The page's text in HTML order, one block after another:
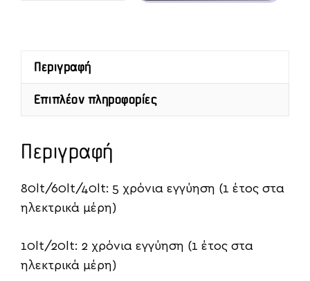
ποσότητα
Περιγραφή
Επιπλέον πληροφορίες
Περιγραφή
80lt/60lt/40lt: 5 χρόνια εγγύηση (1 έτος στα
ηλεκτρικά μέρη)
10lt/20lt: 2 χρόνια εγγύηση (1 έτος στα
ηλεκτρικά μέρη)